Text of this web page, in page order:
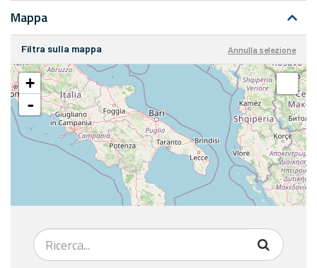
Mappa
Filtra sulla mappa Annulla selezione
+
-